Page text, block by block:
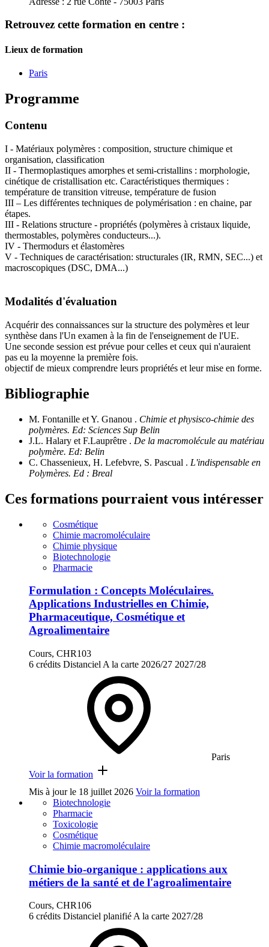
Retrouvez cette formation en centre :
Lieux de formation
Paris
Programme
Contenu
I - Matériaux polymères : composition, structure chimique et
organisation, classification
II - Thermoplastiques amorphes et semi-cristallins : morphologie,
cinétique de cristallisation etc. Caractéristiques thermiques :
température de transition vitreuse, température de fusion
III – Les différentes techniques de polymérisation : en chaine, par
étapes.
III - Relations structure - propriétés (polymères à cristaux liquide,
thermostables, polymères conducteurs...).
IV - Thermodurs et élastomères
V - Techniques de caractérisation: structurales (IR, RMN, SEC...) et
macroscopiques (DSC, DMA...)
Modalités d'évaluation
Acquérir des connaissances sur la structure des polymères et leur
synthèse dans l'Un examen à la fin de l'enseignement de l'UE.
Une seconde session est prévue pour celles et ceux qui n'auraient
pas eu la moyenne la première fois.
objectif de mieux comprendre leurs propriétés et leur mise en forme.
Bibliographie
M. Fontanille et Y. Gnanou . Chimie et physisco-chimie des
polymères. Ed: Sciences Sup Belin
J.L. Halary et F.Lauprêtre . De la macromolécule au matériau
polymère. Ed: Belin
C. Chassenieux, H. Lefebvre, S. Pascual . L'indispensable en
Polymères. Ed : Breal
Ces formations pourraient vous intéresser
Cosmétique
Chimie macromoléculaire
Chimie physique
Biotechnologie
Pharmacie
Formulation : Concepts Moléculaires.
Applications Industrielles en Chimie,
Pharmaceutique, Cosmétique et
Agroalimentaire
Cours, CHR103
6 crédits Distanciel A la carte 2026/27 2027/28
Paris
Voir la formation
Mis à jour le 18 juillet 2026 Voir la formation
Biotechnologie
Pharmacie
Toxicologie
Cosmétique
Chimie macromoléculaire
Chimie bio-organique : applications aux
métiers de la santé et de l'agroalimentaire
Cours, CHR106
6 crédits Distanciel planifiéA la carte 2027/28